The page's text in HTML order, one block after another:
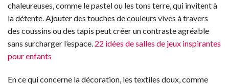
chaleureuses, comme le pastel ou les tons terre, qui invitent à
la détente. Ajouter des touches de couleurs vives à travers
des coussins ou des tapis peut créer un contraste agréable
sans surcharger l’espace. 22 idées de salles de jeux inspirantes
pour enfants
En ce qui concerne la décoration, les textiles doux, comme